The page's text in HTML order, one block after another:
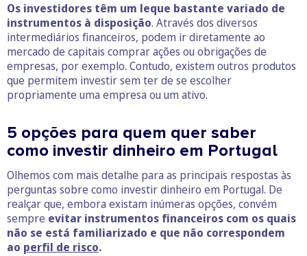
Os investidores têm um leque bastante variado de
instrumentos à disposição. Através dos diversos
intermediários financeiros, podem ir diretamente ao
mercado de capitais comprar ações ou obrigações de
empresas, por exemplo. Contudo, existem outros produtos
que permitem investir sem ter de se escolher
propriamente uma empresa ou um ativo.
5 opções para quem quer saber
como investir dinheiro em Portugal
Olhemos com mais detalhe para as principais respostas às
perguntas sobre como investir dinheiro em Portugal. De
realçar que, embora existam inúmeras opções, convém
sempre evitar instrumentos financeiros com os quais
não se está familiarizado e que não correspondem
ao perfil de risco.